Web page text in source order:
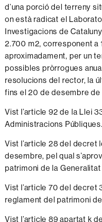
d’una porció del terreny
on està radicat el
Investigacions de
2.700 m2, corresponent a
aproximadament, per un
possibles pròrrogues
resolucions del rector, la
fins el 20 de desembre
Vist l’article 92 de la Llei
Administracions Públiques.
Vist l’article 28 del decret
desembre, pel qual
patrimoni de la
Vist l’article 70 del decret
reglament del patrimoni
Vist l’article 89 apartat k